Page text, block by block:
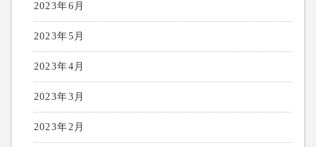
2023年6月
2023年5月
2023年4月
2023年3月
2023年2月